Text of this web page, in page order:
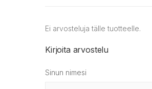
Ei arvosteluja tälle tuotteelle.
Kirjoita arvostelu
Sinun nimesi